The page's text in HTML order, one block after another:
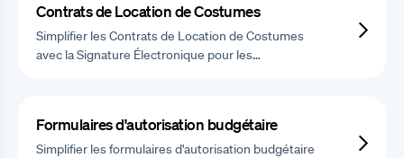
Contrats de Location de Costumes
Simplifier les Contrats de Location de Costumes
avec la Signature Électronique pour les…
Formulaires d'autorisation budgétaire
Simplifier les formulaires d'autorisation budgétaire